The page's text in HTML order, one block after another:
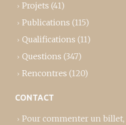
Projets (41)
Publications (115)
Qualifications (11)
Questions (347)
Rencontres (120)
CONTACT
Pour commenter un billet,